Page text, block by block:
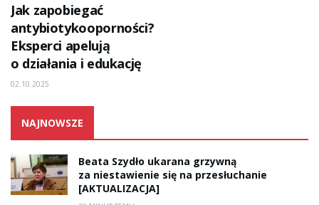
Jak zapobiegać
antybiotykooporności?
Eksperci apelują
o działania i edukację
02.10.2025
NAJNOWSZE
Beata Szydło ukarana grzywną
za niestawienie się na przesłuchanie
[AKTUALIZACJA]